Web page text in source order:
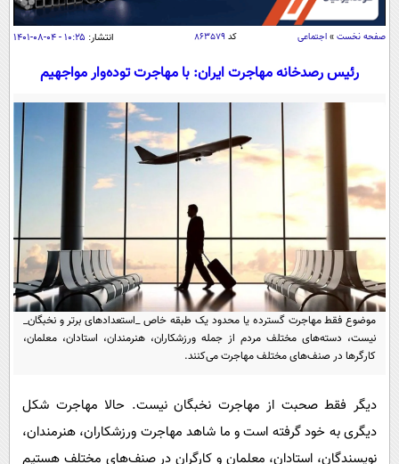
اقتصاد
اقتصادی
جامعه
حوادث
سلامت
محیط زیست
سفر و تفریح
بین الملل
سیاست خارجی
فرهنگ و هنر
فناوری و It
علمی
اخبار کریپتو
قرآن
گوناگون
سرگرمی
باشگاه مغز
مجله تصویری سلاح
فیلم
اقتصاد
ورزش
سرگرمی
فناوری
عصر ایران 2
خواندنی ها و دیدنی ها
پیامک
روانشناسی
آموزش زبان
صفحه نخست » اجتماعی کد۸۶۳۵۷۹ انتشار: ۱۰:۲۵ - ۰۴-۰۸-۱۴۰۱
رئیس رصدخانه مهاجرت ایران: با مهاجرت توده‌وار مواجهیم
موضوع فقط مهاجرت گسترده یا محدود یک طبقه خاص _استعداد‌های برتر و نخبگان_
نیست، دسته‌های مختلف مردم از جمله ورزشکاران، هنرمندان، استادان، معلمان،
کارگر‌ها در صنف‌های مختلف مهاجرت می‌کنند.
دیگر فقط صحبت از مهاجرت نخبگان نیست. حالا مهاجرت شکل
دیگری به خود گرفته است و ما شاهد مهاجرت ورزشکاران، هنرمندان،
نویسندگان، استادان، معلمان و کارگران در صنف‌های مختلف هستیم